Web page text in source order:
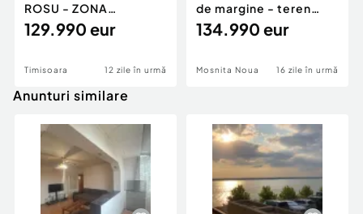
ROSU - ZONA
EXCELENTA URSENI -
129.990 eur
Timisoara 12 zile în urmă
de margine - teren
90mp - toate util
134.990 eur
Mosnita Noua 16 zile în urmă
Anunturi similare